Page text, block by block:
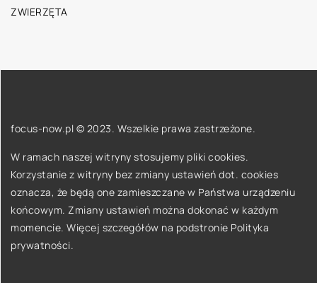
ZWIERZĘTA
focus-now.pl © 2023. Wszelkie prawa zastrzeżone.
W ramach naszej witryny stosujemy pliki cookies.
Korzystanie z witryny bez zmiany ustawień dot. cookies
oznacza, że będą one zamieszczane w Państwa urządzeniu
końcowym. Zmiany ustawień można dokonać w każdym
momencie. Więcej szczegółów na podstronie Polityka
prywatności.